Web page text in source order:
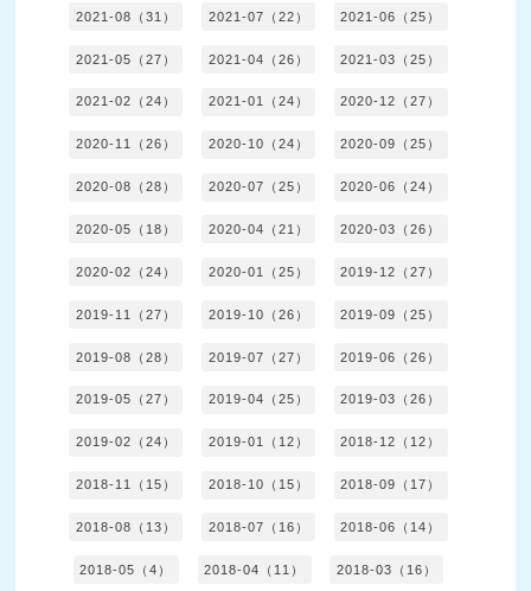
2021-08（31） 2021-07（22） 2021-06（25）
2021-05（27） 2021-04（26） 2021-03（25）
2021-02（24） 2021-01（24） 2020-12（27）
2020-11（26） 2020-10（24） 2020-09（25）
2020-08（28） 2020-07（25） 2020-06（24）
2020-05（18） 2020-04（21） 2020-03（26）
2020-02（24） 2020-01（25） 2019-12（27）
2019-11（27） 2019-10（26） 2019-09（25）
2019-08（28） 2019-07（27） 2019-06（26）
2019-05（27） 2019-04（25） 2019-03（26）
2019-02（24） 2019-01（12） 2018-12（12）
2018-11（15） 2018-10（15） 2018-09（17）
2018-08（13） 2018-07（16） 2018-06（14）
2018-05（4） 2018-04（11） 2018-03（16）